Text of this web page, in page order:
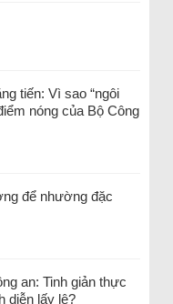
tiến: Vì sao “ngôi
nóng của Bộ Công
để nhường đặc
an: Tinh giản thực
diễn lấy lệ?